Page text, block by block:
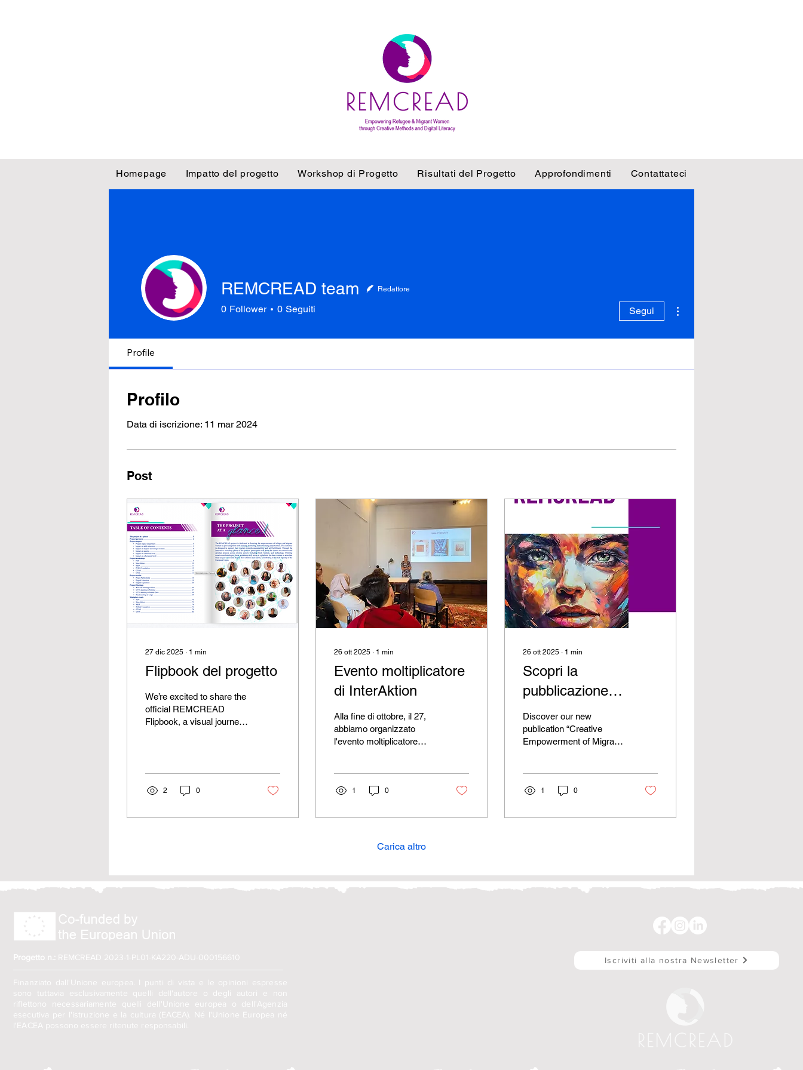
Homepage Impatto del progetto Workshop di Progetto Risultati del Progetto Approfondimenti Contattateci
REMCREAD team Redattore
0 Follower 0 Seguiti Segui
Profile
Profilo
Data di iscrizione: 11 mar 2024
Post
27 dic 2025 ∙ 1 min
Flipbook del progetto
We’re excited to share the
official REMCREAD
Flipbook, a visual journey
creative methods and
digital literacy can support
the empowerment of
2 0
26 ott 2025 ∙ 1 min
Evento moltiplicatore
di InterAktion
Alla fine di ottobre, il 27,
abbiamo organizzato
l'evento moltiplicatore
forma di un caffè per
condiviso ciò che
anni del progetto,
presentato l'e-book e il
nostro programma di
1 0
26 ott 2025 ∙ 1 min
Scopri la
pubblicazione
“Creative
Empowerment of
Migrant Women”
Discover our new
publication “Creative
Empowerment of Migrant
Migrant Women through
Digital Literacy project.
1 0
Carica altro
Progetto n.: REMCREAD 2023-1-PL01-KA220-ADU-000156610
Finanziato dall'Unione europea. I punti di vista e le opinioni espresse
sono tuttavia esclusivamente quelli dell'autore o degli autori e non
riflettono necessariamente quelli dell'Unione europea o dell'Agenzia
esecutiva per l'istruzione e la cultura (EACEA). Né l'Unione Europea né
l'EACEA possono essere ritenute responsabili.
Iscriviti alla nostra Newsletter